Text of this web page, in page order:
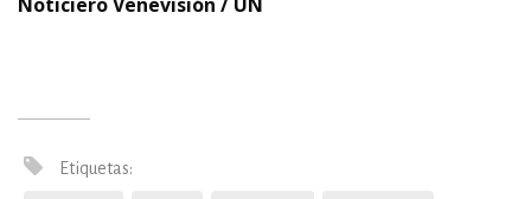
Etiquetas: